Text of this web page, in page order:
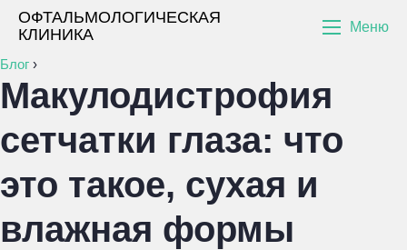
ОФТАЛЬМОЛОГИЧЕСКАЯ
КЛИНИКА
Меню
Блог ›
Макулодистрофия
сетчатки глаза: что
это такое, сухая и
влажная формы